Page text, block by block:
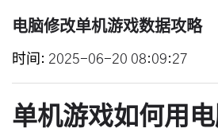
电脑修改单机游戏数据攻略
时间 2025-06-20 08:09:27
单机游戏如何用